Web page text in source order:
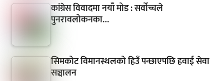
कांग्रेस विवादमा नयाँ मोड : सर्वोच्चले
पुनरावलोकनका…
सिमकोट विमानस्थलको हिउँ पन्छाएपछि हवाई सेवा
सञ्चालन